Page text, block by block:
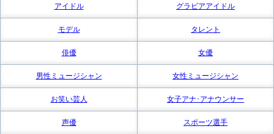
アイドル グラビアアイドル
モデル タレント
俳優 女優
男性ミュージシャン 女性ミュージシャン
お笑い芸人 女子アナ･アナウンサー
声優 スポーツ選手